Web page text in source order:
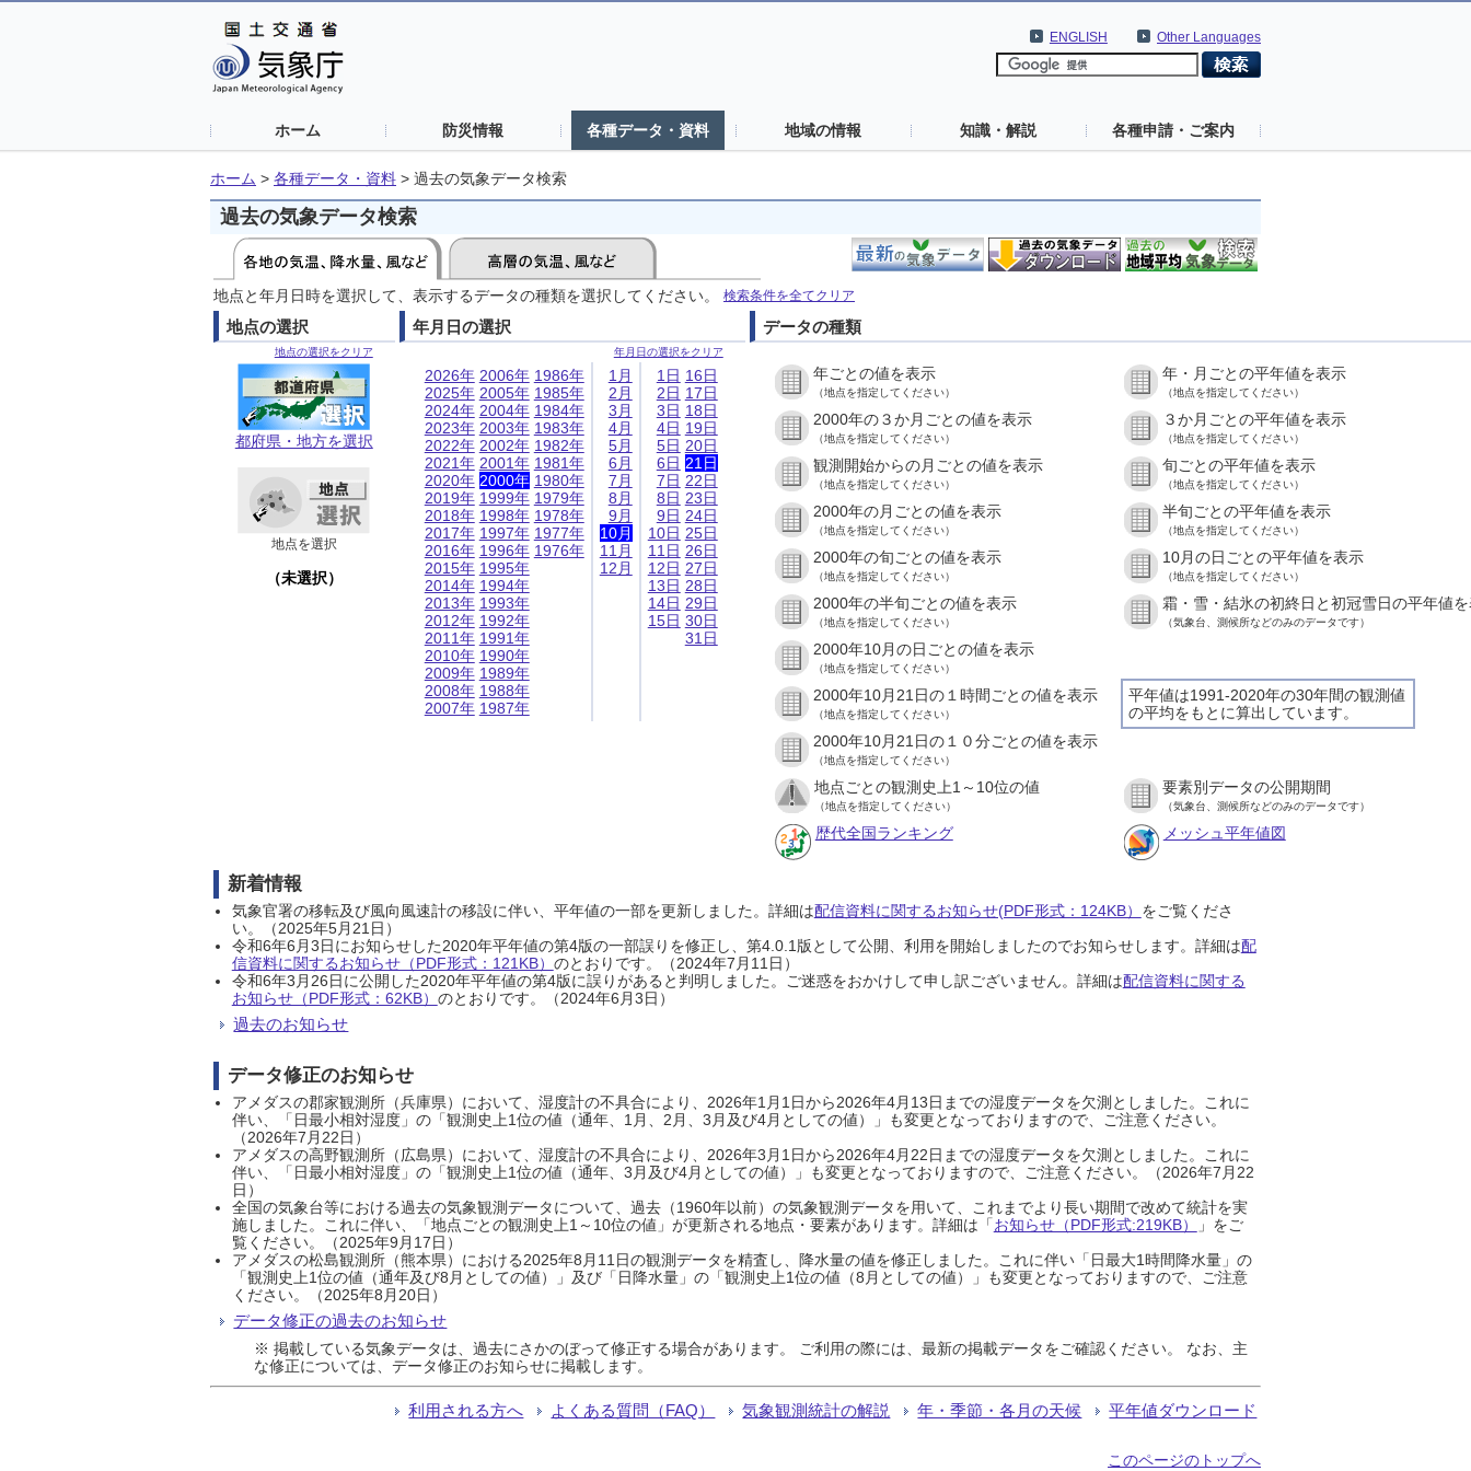
Other Languages
ENGLISH
ホーム 防災情報 各種データ・資料 地域の情報 知識・解説 各種申請・ご案内
ホーム > 各種データ・資料 > 過去の気象データ検索
過去の気象データ検索
地点と年月日時を選択して、表示するデータの種類を選択してください。 検索条件を全てクリア
地点の選択
地点の選択をクリア
都府県・地方を選択
地点を選択
（未選択）
年月日の選択
年月日の選択をクリア
2026年
2025年
2024年
2023年
2022年
2021年
2020年
2019年
2018年
2017年
2016年
2015年
2014年
2013年
2012年
2011年
2010年
2009年
2008年
2007年
2006年
2005年
2004年
2003年
2002年
2001年
2000年
1999年
1998年
1997年
1996年
1995年
1994年
1993年
1992年
1991年
1990年
1989年
1988年
1987年
1986年
1985年
1984年
1983年
1982年
1981年
1980年
1979年
1978年
1977年
1976年
1月
2月
3月
4月
5月
6月
7月
8月
9月
10月
11月
12月
1日
2日
3日
4日
5日
6日
7日
8日
9日
10日
11日
12日
13日
14日
15日
16日
17日
18日
19日
20日
21日
22日
23日
24日
25日
26日
27日
28日
29日
30日
31日
データの種類
年ごとの値を表示
（地点を指定してください）
年・月ごとの平年値を表示
（地点を指定してください）
2000年の３か月ごとの値を表示
（地点を指定してください）
３か月ごとの平年値を表示
（地点を指定してください）
観測開始からの月ごとの値を表示
（地点を指定してください）
旬ごとの平年値を表示
（地点を指定してください）
2000年の月ごとの値を表示
（地点を指定してください）
半旬ごとの平年値を表示
（地点を指定してください）
2000年の旬ごとの値を表示
（地点を指定してください）
10月の日ごとの平年値を表示
（地点を指定してください）
2000年の半旬ごとの値を表示
（地点を指定してください）
霜・雪・結氷の初終日と初冠雪日の平年値
（気象台、測候所などのみのデータです）
2000年10月の日ごとの値を表示
（地点を指定してください）
平年値は1991-2020年の30年間の観測値
の平均をもとに算出しています。
2000年10月21日の１時間ごとの値を表示
（地点を指定してください）
2000年10月21日の１０分ごとの値を表示
（地点を指定してください）
地点ごとの観測史上1～10位の値
（地点を指定してください）
要素別データの公開期間
（気象台、測候所などのみのデータです）
歴代全国ランキング メッシュ平年値図
新着情報
気象官署の移転及び風向風速計の移設に伴い、平年値の一部を更新しました。詳細は配信資料に関するお知らせ(PDF形式：124KB） をご覧くださ
い。（2025年5月21日）
令和6年6月3日にお知らせした2020年平年値の第4版の一部誤りを修正し、第4.0.1版として公開、利用を開始しましたのでお知らせします。詳細は配
信資料に関するお知らせ（PDF形式：121KB） のとおりです。（2024年7月11日）
令和6年3月26日に公開した2020年平年値の第4版に誤りがあると判明しました。ご迷惑をおかけして申し訳ございません。詳細は配信資料に関する
お知らせ（PDF形式：62KB） のとおりです。（2024年6月3日）
過去のお知らせ
データ修正のお知らせ
アメダスの郡家観測所（兵庫県）において、湿度計の不具合により、2026年1月1日から2026年4月13日までの湿度データを欠測としました。これに
伴い、「日最小相対湿度」の「観測史上1位の値（通年、1月、2月、3月及び4月としての値）」も変更となっておりますので、ご注意ください。
（2026年7月22日）
アメダスの高野観測所（広島県）において、湿度計の不具合により、2026年3月1日から2026年4月22日までの湿度データを欠測としました。これに
伴い、「日最小相対湿度」の「観測史上1位の値（通年、3月及び4月としての値）」も変更となっておりますので、ご注意ください。（2026年7月22
日）
全国の気象台等における過去の気象観測データについて、過去（1960年以前）の気象観測データを用いて、これまでより長い期間で改めて統計を実
施しました。これに伴い、「地点ごとの観測史上1～10位の値」が更新される地点・要素があります。詳細は「お知らせ（PDF形式:219KB）
」をご
覧ください。（2025年9月17日）
アメダスの松島観測所（熊本県）における2025年8月11日の観測データを精査し、降水量の値を修正しました。これに伴い「日最大1時間降水量」の
「観測史上1位の値（通年及び8月としての値）」及び「日降水量」の「観測史上1位の値（8月としての値）」も変更となっておりますので、ご注意
ください。（2025年8月20日）
データ修正の過去のお知らせ
※ 掲載している気象データは、過去にさかのぼって修正する場合があります。 ご利用の際には、最新の掲載データをご確認ください。 なお、主
な修正については、データ修正のお知らせに掲載します。
利用される方へ よくある質問（FAQ） 気象観測統計の解説 年・季節・各月の天候 平年値ダウンロード
このページのトップへ